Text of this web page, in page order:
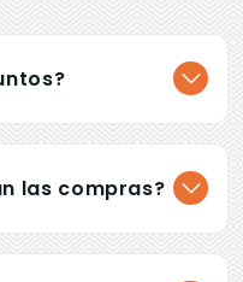
las compras?